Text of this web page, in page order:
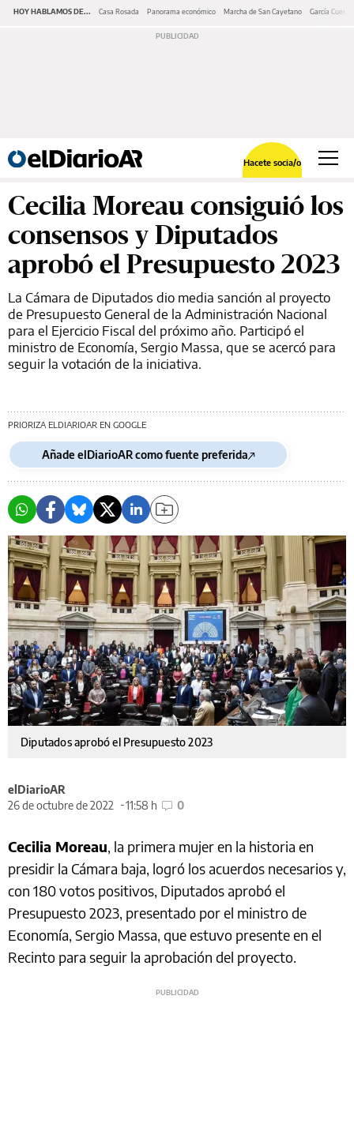
HOY HABLAMOS DE... Casa Rosada Panorama económico Marcha de San Cayetano García Cuerva
Hacete socia/o
Cecilia Moreau consiguió los
consensos y Diputados
aprobó el Presupuesto 2023
La Cámara de Diputados dio media sanción al proyecto
de Presupuesto General de la Administración Nacional
para el Ejercicio Fiscal del próximo año. Participó el
ministro de Economía, Sergio Massa, que se acercó para
seguir la votación de la iniciativa.
PRIORIZA ELDIARIOAR EN GOOGLE
Añade elDiarioAR como fuente preferida
Diputados aprobó el Presupuesto 2023
elDiarioAR
26 de octubre de 2022
11:58 h 0
Cecilia Moreau, la primera mujer en la historia en
presidir la Cámara baja, logró los acuerdos necesarios y,
con 180 votos positivos, Diputados aprobó el
Presupuesto 2023, presentado por el ministro de
Economía, Sergio Massa, que estuvo presente en el
Recinto para seguir la aprobación del proyecto.